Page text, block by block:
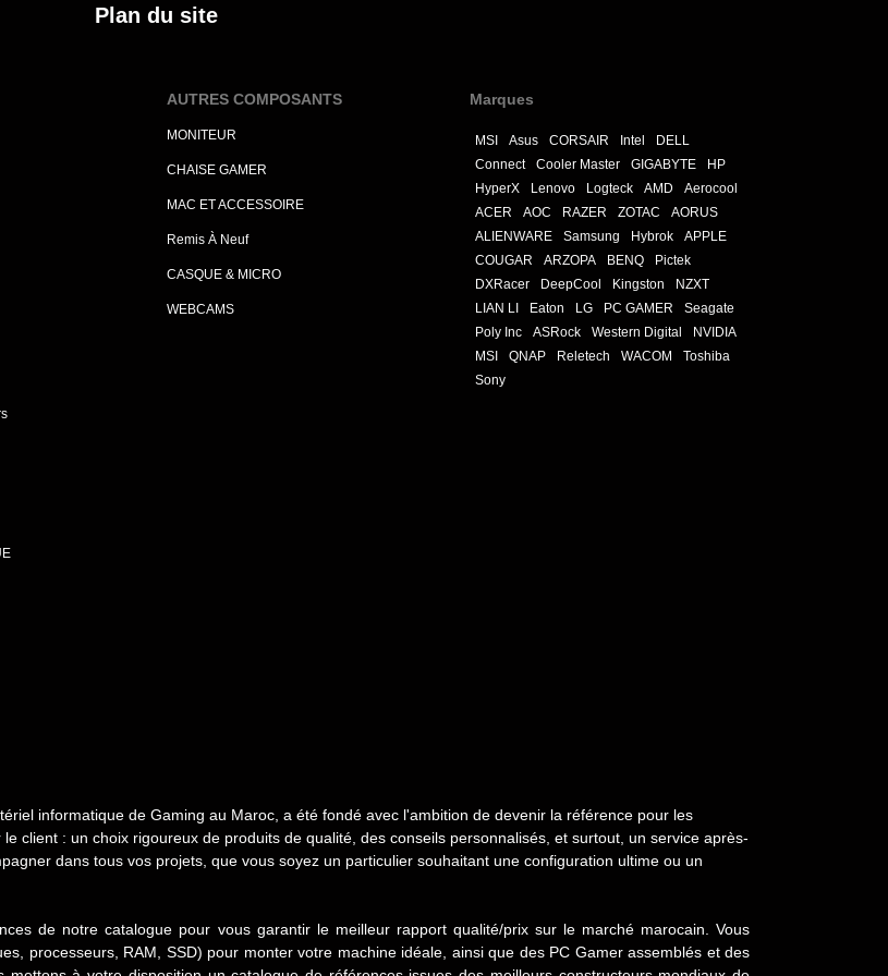
Plan du site
AUTRES COMPOSANTS
MONITEUR
CHAISE GAMER
MAC ET ACCESSOIRE
Remis À Neuf
CASQUE & MICRO
WEBCAMS
Marques
MSI Asus CORSAIR Intel
DELL
Connect
Cooler Master GIGABYTE
HP
HyperX
Lenovo Logteck AMD
Aerocool
ACER
AOC RAZER ZOTAC
AORUS
ALIENWARE
Samsung Hybrok
APPLE
COUGAR
ARZOPA BENQ
Pictek
DXRacer
DeepCool Kingston
NZXT
LIAN LI
Eaton LG PC GAMER
Seagate
Poly Inc
ASRock Western Digital
NVIDIA
MSI
QNAP Reletech WACOM
Toshiba
Sony
informatique de Gaming au Maroc, a été fondé avec l'ambition de devenir la référence pour les
client : un choix rigoureux de produits de qualité, des conseils personnalisés, et surtout, un service après-
dans tous vos projets, que vous soyez un particulier souhaitant une configuration ultime ou un
de notre catalogue pour vous garantir le meilleur rapport qualité/prix sur le marché marocain. Vous
processeurs, RAM, SSD) pour monter votre machine idéale, ainsi que des PC Gamer assemblés et des